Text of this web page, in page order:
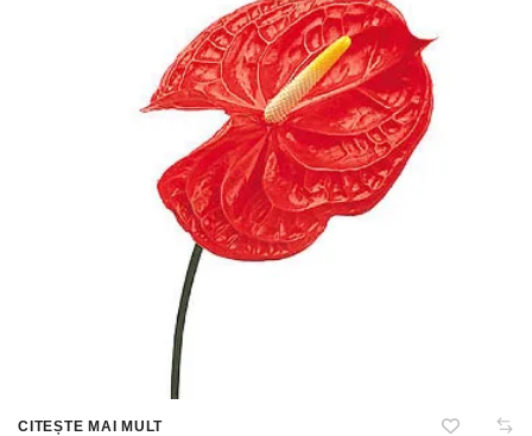
CITEȘTE MAI MULT